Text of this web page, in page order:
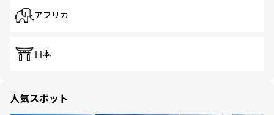
アフリカ
日本
人気スポット